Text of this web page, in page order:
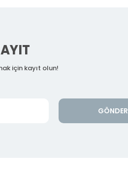
için kayıt olun!
GÖNDER